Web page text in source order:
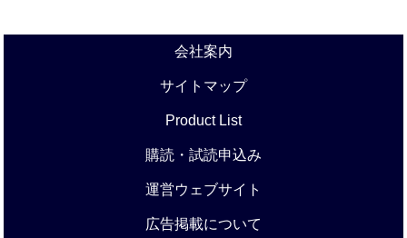
会社案内
サイトマップ
Product List
購読・試読申込み
運営ウェブサイト
広告掲載について